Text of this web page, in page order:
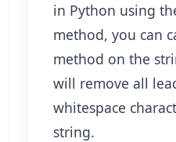
in Python using
method, you can
method on the
will remove all
whitespace
string.